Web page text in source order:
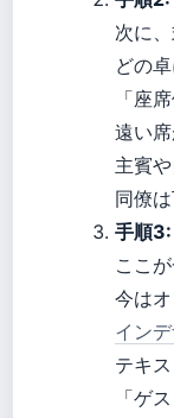
次に
どの
「座
遠い
主賓
同僚
手順3:
ここ
今は
インデ
テキ
「ゲ